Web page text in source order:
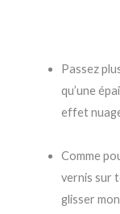
Passez
qu’une
effet
Comme
vernis sur
glisser